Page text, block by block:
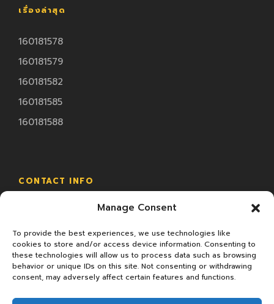
Manage Consent
To provide the best experiences, we use technologies like
cookies to store and/or access device information. Consenting to
these technologies will allow us to process data such as browsing
behavior or unique IDs on this site. Not consenting or withdrawing
consent, may adversely affect certain features and functions.
เรื่องล่าสุด
160181578
160181579
160181582
160181585
160181588
CONTACT INFO
18/2 ม.4 ซ.ทรัพย์มหาโชค ถ.พระราม2 ต.นาดี อ.เมือง
จ.สมุทรสาคร